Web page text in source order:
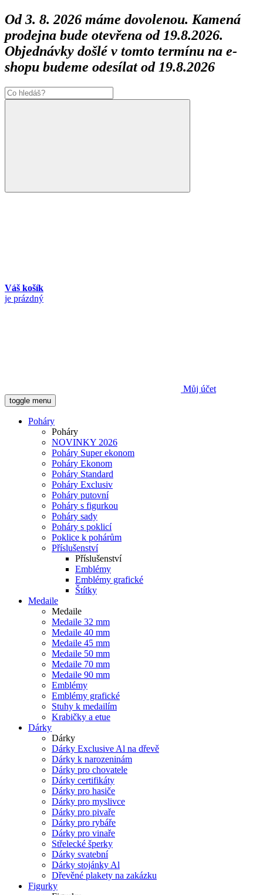
Od 3. 8. 2026 máme dovolenou. Kamená
prodejna bude otevřena od 19.8.2026.
Objednávky došlé v tomto termínu na e-
shopu budeme odesílat od 19.8.2026
Váš košík
je prázdný
Můj účet
toggle menu
Poháry
Poháry
NOVINKY 2026
Poháry Super ekonom
Poháry Ekonom
Poháry Standard
Poháry Exclusiv
Poháry putovní
Poháry s figurkou
Poháry sady
Poháry s poklicí
Poklice k pohárům
Příslušenství
Příslušenství
Emblémy
Emblémy grafické
Štítky
Medaile
Medaile
Medaile 32 mm
Medaile 40 mm
Medaile 45 mm
Medaile 50 mm
Medaile 70 mm
Medaile 90 mm
Emblémy
Emblémy grafické
Stuhy k medailím
Krabičky a etue
Dárky
Dárky
Dárky Exclusive Al na dřevě
Dárky k narozeninám
Dárky pro chovatele
Dárky certifikáty
Dárky pro hasiče
Dárky pro myslivce
Dárky pro pivaře
Dárky pro rybáře
Dárky pro vinaře
Střelecké šperky
Dárky svatební
Dárky stojánky Al
Dřevěné plakety na zakázku
Figurky